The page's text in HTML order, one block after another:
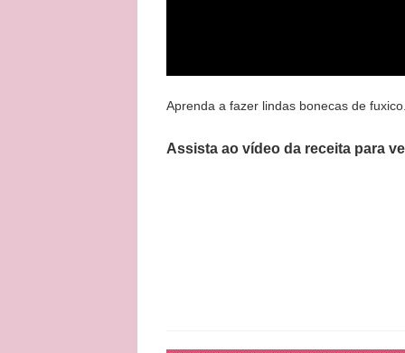
Aprenda a fazer lindas bonecas de fuxico.
Assista ao vídeo da receita para